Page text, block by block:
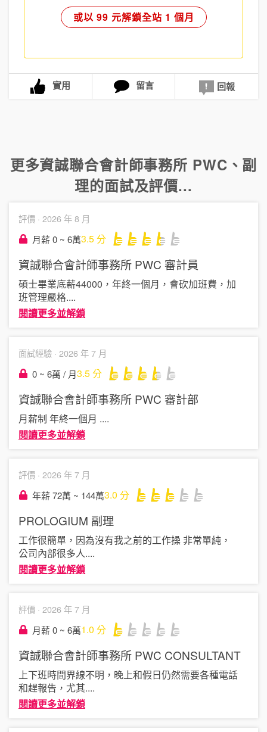
或以 99 元解鎖全站 1 個月
實用 留言 回報
更多資誠聯合會計師事務所 PWC 、 副
理的面試及評價...
評價 · 2026 年 8 月
月薪 0 ~ 6萬3.5分
資誠聯合會計師事務所 PWC 審計員
碩士畢業底薪44000，年終一個月，會砍加班費，加
班管理嚴格....
閱讀更多並解鎖
面試經驗 · 2026 年 7 月
0 ~ 6萬 / 月3.5分
資誠聯合會計師事務所 PWC 審計部
月薪制 年終一個月 ....
閱讀更多並解鎖
評價 · 2026 年 7 月
年薪 72萬 ~ 144萬3.0 分
PROLOGIUM 副理
工作很簡單，因為沒有我之前的工作操 非常單純，
公司內部很多人....
閱讀更多並解鎖
評價 · 2026 年 7 月
月薪 0 ~ 6萬1.0 分
資誠聯合會計師事務所 PWC CONSULTANT
上下班時間界線不明，晚上和假日仍然需要各種電話
和趕報告，尤其....
閱讀更多並解鎖